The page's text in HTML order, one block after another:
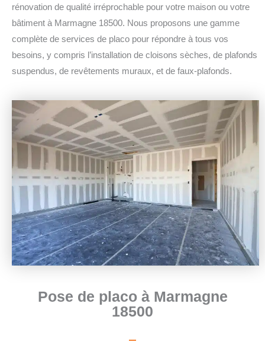
rénovation de qualité irréprochable pour votre maison ou votre
bâtiment à Marmagne 18500. Nous proposons une gamme
complète de services de placo pour répondre à tous vos
besoins, y compris l’installation de cloisons sèches, de plafonds
suspendus, de revêtements muraux, et de faux-plafonds.
Pose de placo à Marmagne
18500